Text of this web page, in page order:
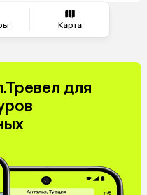
Карта
для